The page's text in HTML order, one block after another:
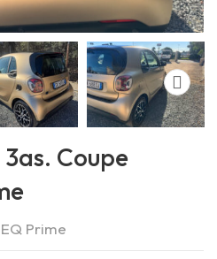
Coupe
Prime